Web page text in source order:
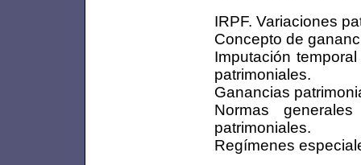
IRPF. Variaciones
Concepto de
Imputación
patrimoniales.
Ganancias
Normas
patrimoniales.
Regímenes